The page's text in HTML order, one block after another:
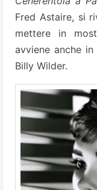
Fred Astaire, si
mettere in
avviene anche
Billy Wilder.